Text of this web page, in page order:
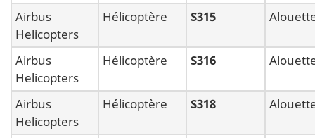
Airbus
Helicopters
Hélicoptère S315
Airbus
Helicopters
Hélicoptère S316
Airbus
Helicopters
Hélicoptère S318